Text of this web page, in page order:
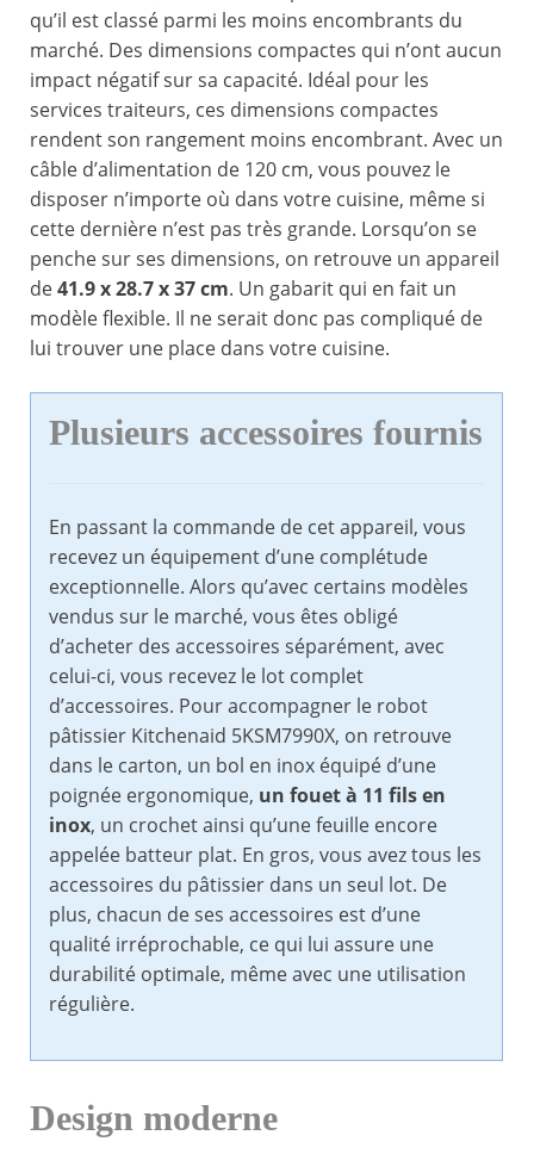
qu’il est classé parmi les moins encombrants du
marché. Des dimensions compactes qui n’ont aucun
impact négatif sur sa capacité. Idéal pour les
services traiteurs, ces dimensions compactes
rendent son rangement moins encombrant. Avec un
câble d’alimentation de 120 cm, vous pouvez le
disposer n’importe où dans votre cuisine, même si
cette dernière n’est pas très grande. Lorsqu’on se
penche sur ses dimensions, on retrouve un appareil
de41.9 x 28.7 x 37 cm. Un gabarit qui en fait un
modèle flexible. Il ne serait donc pas compliqué de
lui trouver une place dans votre cuisine.
Plusieurs accessoires fournis
En passant la commande de cet appareil, vous
recevez un équipement d’une complétude
exceptionnelle. Alors qu’avec certains modèles
vendus sur le marché, vous êtes obligé
d’acheter des accessoires séparément, avec
celui-ci, vous recevez le lot complet
d’accessoires. Pour accompagner le robot
pâtissier Kitchenaid 5KSM7990X, on retrouve
dans le carton, un bol en inox équipé d’une
poignée ergonomique, un fouet à 11 fils en
inox, un crochet ainsi qu’une feuille encore
appelée batteur plat. En gros, vous avez tous les
accessoires du pâtissier dans un seul lot. De
plus, chacun de ses accessoires est d’une
qualité irréprochable, ce qui lui assure une
durabilité optimale, même avec une utilisation
régulière.
Design moderne